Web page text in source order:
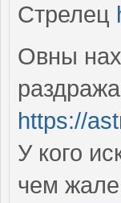
Стрелец
Овны
https://
У кого
чем